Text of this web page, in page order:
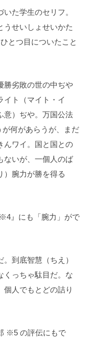
た学生のセリフ。
うせいしょせいかた
とつ目についたこと
劣敗の世の中ぢや
ト（マイト・イ
意）ぢや。万国公法
何があらうが、まだ
んワイ。国と国との
ないが、一個人のば
）腕力が勝を得る
』にも「腕力」がで
到底智慧（ちえ）
くっちゃ駄目だ。な
個人でもとどの詰り
※5 の評伝にもで